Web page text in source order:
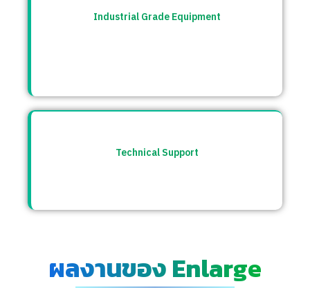
Industrial Grade Equipment
Technical Support
ผลงานของ Enlarge